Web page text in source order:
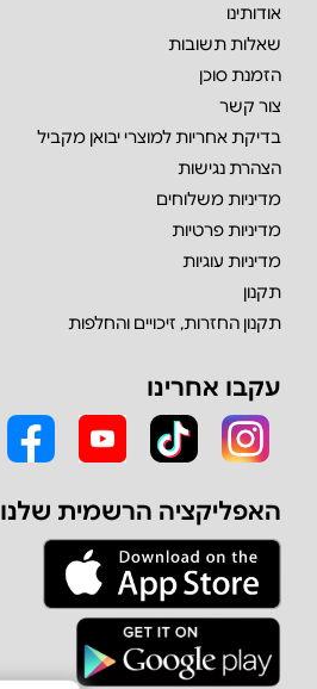
אודותינו
שאלות תשובות
הזמנת סוכן
צור קשר
בדיקת אחריות למוצרי יבואן מקביל
הצהרת נגישות
מדיניות משלוחים
מדיניות פרטיות
מדיניות עוגיות
תקנון
תקנון החזרות, זיכויים והחלפות
עקבו אחרינו
האפליקציה הרשמית שלנו